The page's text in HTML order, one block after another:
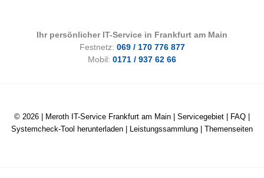
Ihr persönlicher IT-Service in Frankfurt am Main
Festnetz: 069 / 170 776 877
Mobil: 0171 / 937 62 66
© 2026 | Meroth IT-Service Frankfurt am Main Servicegebiet FAQ
Systemcheck-Tool herunterladen
Leistungssammlung Themenseiten